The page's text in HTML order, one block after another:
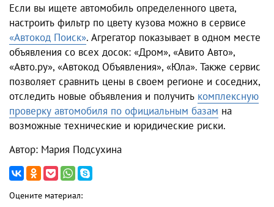
Если вы ищете автомобиль определенного цвета,
настроить фильтр по цвету кузова можно в сервисе
«Автокод Поиск». Агрегатор показывает в одном месте
объявления со всех досок: «Дром», «Авито Авто»,
«Авто.ру», «Автокод Объявления», «Юла». Также сервис
позволяет сравнить цены в своем регионе и соседних,
отследить новые объявления и получить комплексную
проверку автомобиля по официальным базам на
возможные технические и юридические риски.
Автор: Мария Подсухина
Оцените материал: